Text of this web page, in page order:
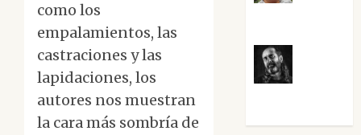
como los
empalamientos, las
castraciones y las
lapidaciones, los
autores nos muestran
la cara más sombría de